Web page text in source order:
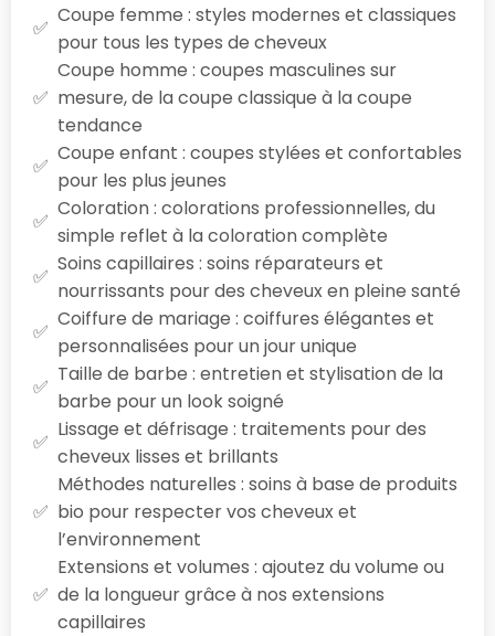
Coupe femme : styles modernes et classiques
pour tous les types de cheveux
Coupe homme : coupes masculines sur
mesure, de la coupe classique à la coupe
tendance
Coupe enfant : coupes stylées et confortables
pour les plus jeunes
Coloration : colorations professionnelles, du
simple reflet à la coloration complète
Soins capillaires : soins réparateurs et
nourrissants pour des cheveux en pleine santé
Coiffure de mariage : coiffures élégantes et
personnalisées pour un jour unique
Taille de barbe : entretien et stylisation de la
barbe pour un look soigné
Lissage et défrisage : traitements pour des
cheveux lisses et brillants
Méthodes naturelles : soins à base de produits
bio pour respecter vos cheveux et
l’environnement
Extensions et volumes : ajoutez du volume ou
de la longueur grâce à nos extensions
capillaires